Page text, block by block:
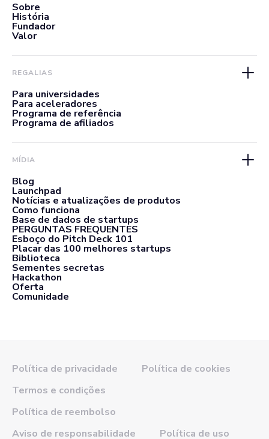
Sobre
História
Fundador
Valor
REGALIAS
Para universidades
Para aceleradores
Programa de referência
Programa de afiliados
MÍDIA
Blog
Launchpad
Notícias e atualizações de produtos
Como funciona
Base de dados de startups
PERGUNTAS FREQUENTES
Esboço do Pitch Deck 101
Placar das 100 melhores startups
Biblioteca
Sementes secretas
Hackathon
Oferta
Comunidade
Política de privacidade
Política de cookies
Termos e condições
Política de reembolso
Aviso de responsabilidade
Política de uso